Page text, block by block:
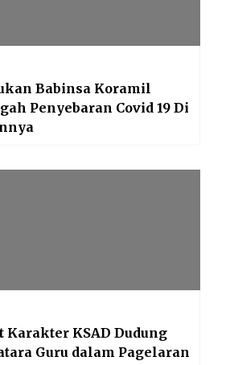
Babinsa Koramil
Penyebaran Covid 19 Di
Karakter KSAD Dudung
Guru dalam Pagelaran